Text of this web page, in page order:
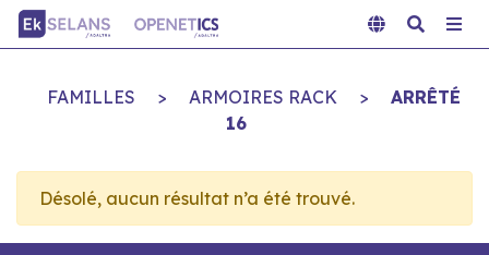
FAMILLES > ARMOIRES RACK >
ARRÊTÉ
16
Désolé, aucun résultat n’a été trouvé.